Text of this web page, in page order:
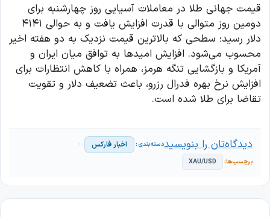
قیمت جهانی طلا در معاملات آسیایی روز چهارشنبه برای
دومین روز متوالی با قدرت افزایش یافت و به حوالی ۴۱۴۱
دلار رسید؛ سطحی که بالاترین قیمت نزدیک به دو هفته اخیر
محسوب می‌شود. افزایش امیدها به توافق میان ایران و
آمریکا و بازگشایی تنگه هرمز، همراه با کاهش انتظارات برای
افزایش نرخ بهره فدرال رزرو، باعث تضعیف دلار و تقویت
تقاضا برای طلا شده است.
اخبار فارکس
XAU/USD
دیدگاه‌تان را بنویسید